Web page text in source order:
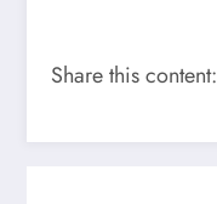
Share this content: